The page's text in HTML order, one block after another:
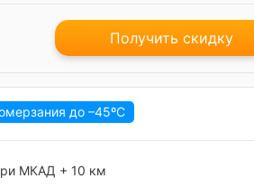
Получить скидку
до –45ºC
МКАД + 10 км